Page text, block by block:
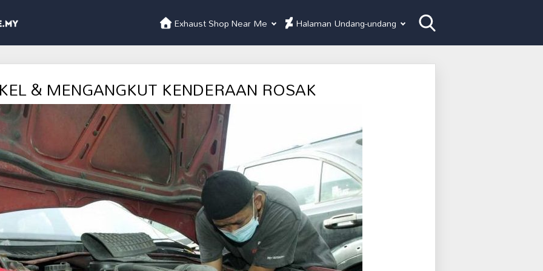
Exhaust Shop Near Me Halaman Undang-undang
& MENGANGKUT KENDERAAN ROSAK